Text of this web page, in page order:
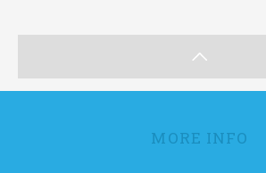
MORE INFO